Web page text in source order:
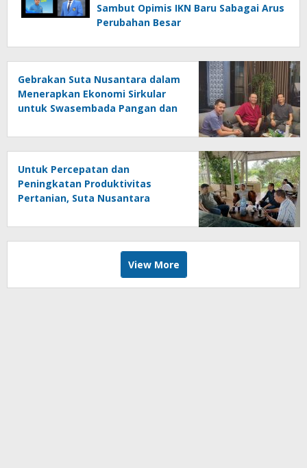
Sambut Opimis IKN Baru Sabagai Arus
Perubahan Besar
Gebrakan Suta Nusantara dalam
Menerapkan Ekonomi Sirkular
untuk Swasembada Pangan dan
Untuk Percepatan dan
Peningkatan Produktivitas
Pertanian, Suta Nusantara
Biotek
View More